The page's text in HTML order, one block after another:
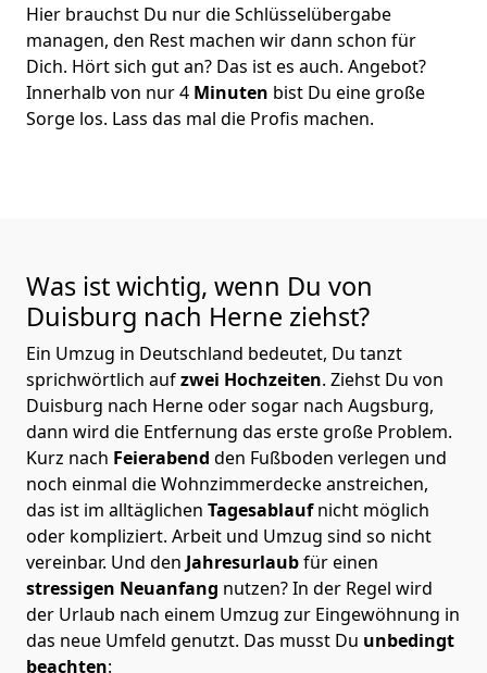
Hier brauchst Du nur die Schlüsselübergabe
managen, den Rest machen wir dann schon für
Dich. Hört sich gut an? Das ist es auch. Angebot?
Innerhalb von nur 4 Minuten bist Du eine große
Sorge los. Lass das mal die Profis machen.
Was ist wichtig, wenn Du von
Duisburg nach Herne ziehst?
Ein Umzug in Deutschland bedeutet, Du tanzt
sprichwörtlich aufzwei Hochzeiten. Ziehst Du von
Duisburg nach Herne oder sogar nach Augsburg,
dann wird die Entfernung das erste große Problem.
Kurz nach Feierabend den Fußboden verlegen und
noch einmal die Wohnzimmerdecke anstreichen,
das ist im alltäglichen Tagesablaufnicht möglich
oder kompliziert. Arbeit und Umzug sind so nicht
vereinbar. Und den Jahresurlaubfür einen
stressigen Neuanfang nutzen? In der Regel wird
der Urlaub nach einem Umzug zur Eingewöhnung in
das neue Umfeld genutzt. Das musst Du unbedingt
beachten: